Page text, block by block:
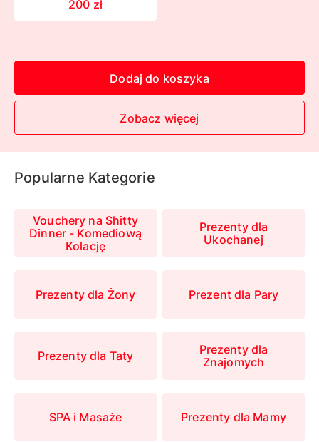
200 zł
Dodaj do koszyka
Zobacz więcej
Popularne Kategorie
Vouchery na Shitty
Dinner - Komediową
Kolację
Prezenty dla Żony
Prezenty dla Taty
SPA i Masaże
Prezenty dla
Ukochanej
Prezent dla Pary
Prezenty dla
Znajomych
Prezenty dla Mamy